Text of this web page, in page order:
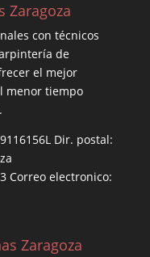
Zaragoza
con técnicos
de
el mejor
menor tiempo
Dir. postal:
Correo electronico:
Zaragoza